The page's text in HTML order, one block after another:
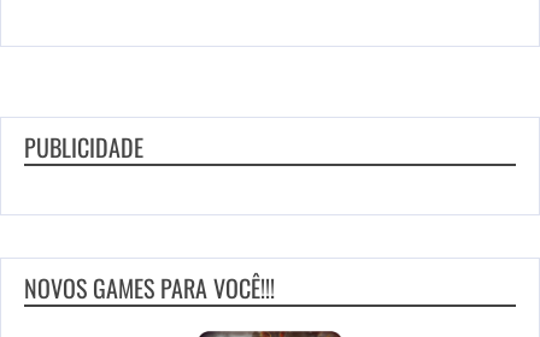
PUBLICIDADE
NOVOS GAMES PARA VOCÊ!!!